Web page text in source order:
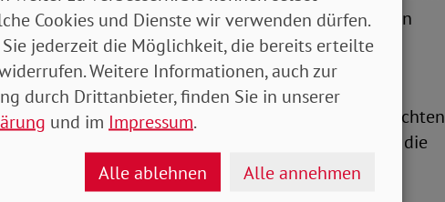
die den Ansprüchen der UN-Kinderrechtskonvention
im Grundgesetz einen eigenen Absatz
im Grundgesetz unmittelbar mit den Elternrechten
zu Konflikten zwischen Eltern- und Kinderrechten, die
betont der SoVD-Präsident.
Cookies und Dienste wir verwenden dürfen.
jederzeit die Möglichkeit, die bereits erteilte
Weitere Informationen, auch zur
durch Drittanbieter, finden Sie in unserer
und im Impressum.
Alle ablehnen Alle annehmen